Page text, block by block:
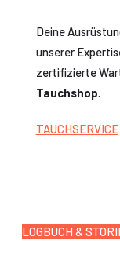
Deine
unserer
zertifizierte
Tauchshop.
TAUCHSERVICE
LOGBUCH &